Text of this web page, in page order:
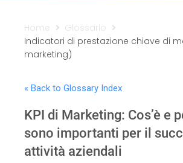
Academy
Servizi
Home
Glossario
Indicatori di prestazione chiave di
marketing)
« Back to Glossary Index
KPI di Marketing: Cos’è e
sono importanti per il
attività aziendali